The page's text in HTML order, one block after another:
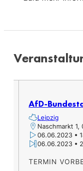
AfD-
Leipzig
Naschmarkt 1,
06.06.2023 •
06.06.2023 •
TERMIN